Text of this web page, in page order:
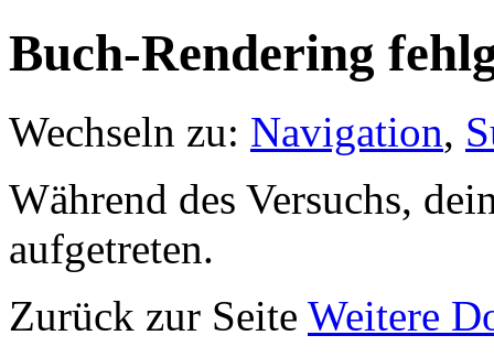
Buch-Rendering
Wechseln zu: Navigation,
Während des Versuchs,
aufgetreten.
Zurück zur Seite Weitere